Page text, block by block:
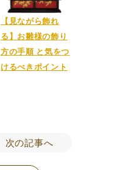
【見ながら飾れ
る】お雛様の飾り
方の手順 と気をつ
けるべきポイント
次の記事へ